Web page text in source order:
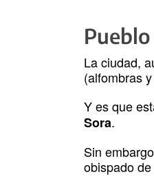
La ciudad,
(alfombras
Y es que
Sora.
Sin
obispado